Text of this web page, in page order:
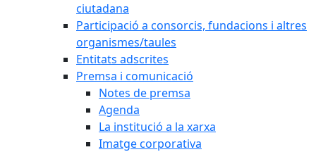
ciutadana
Participació a consorcis, fundacions i altres
organismes/taules
Entitats adscrites
Premsa i comunicació
Notes de premsa
Agenda
La institució a la xarxa
Imatge corporativa